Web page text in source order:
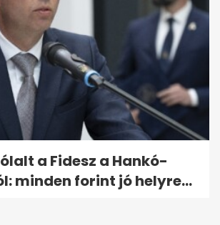
a Fidesz a Hankó-
minden forint jó helyre...